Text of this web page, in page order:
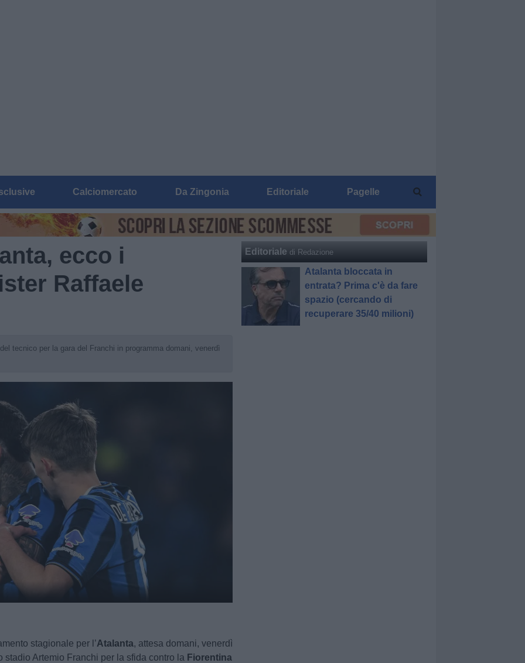
Calciomercato Da Zingonia Editoriale Pagelle
ecco i
Raffaele
tecnico per la gara del Franchi in programma domani, venerdì
stagionale per l’Atalanta, attesa domani, venerdì
stadio Artemio Franchi per la sfida contro la Fiorentina
Editoriale di Redazione
Atalanta bloccata in
entrata? Prima c'è da fare
spazio (cercando di
recuperare 35/40 milioni)